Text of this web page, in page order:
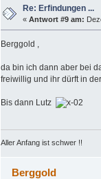
Re: Erfindungen ...
«Antwort #9 am:
Berggold ,
da bin ich dann aber bei
freiwillig und ihr dürft in
Bis dann Lutz
Aller Anfang ist schwer !!
Berggold